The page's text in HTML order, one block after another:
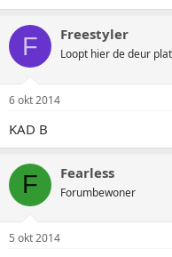
F Freestyler
Loopt hier de deur plat
6 okt 2014
KAD B
F Fearless
Forumbewoner
5 okt 2014